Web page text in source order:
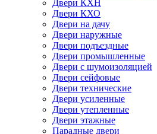
Двери КХН
Двери КХО
Двери на дачу
Двери наружные
Двери подъездные
Двери промышленные
Двери с шумоизоляцией
Двери сейфовые
Двери технические
Двери усиленные
Двери утепленные
Двери этажные
Парадные двери